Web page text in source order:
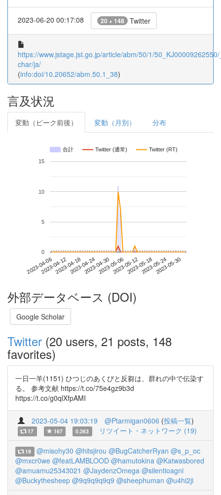
2023-06-20 00:17:08 20 + 148 Twitter
https://www.jstage.jst.go.jp/article/abm/50/1/
char/ja/
(info:doi/10.20652/abm.50.1_38)
言及状況
変動（ピーク前後） 変動（月別） 分布
合計 Twitter (通常) Twitter (RT)
2023-04-062023-04-122023-04-182023-04-242023-04-302023-05-062023-05-122023-05-182023-05-242023-05-30
0
5
10
15
外部データベース (DOI)
Google Scholar
Twitter (20 users, 21 posts, 148
favorites)
一日一羊(1151) ひつじのあくびと反芻は、群れの中で伝染す
る。 参考文献 https://t.co/75e4gz9b3d
https://t.co/g0qlXfpAMI
2023-05-04 19:03:19 @Ptarmigan0606 (投稿一覧)
17 167 0.263 リツイート・ネットワーク (19)
19 @misohy30 @hitsjirou @BugCatcherRyan @s_p_oc
@mxcr0we @featLAMBLOOD @hamutokina @Katwasbored
@amuamu25343021 @JaydenzOmega @silentioagni
@Buckythesheep @9q9q9q9q9 @sheephuman @u4hi2ji